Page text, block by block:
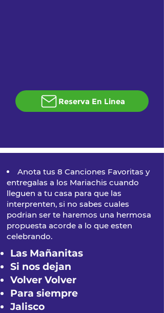
Reserva En Linea
Anota tus 8 Canciones Favoritas y
entregalas a los Mariachis cuando
lleguen a tu casa para que las
interprenten, si no sabes cuales
podrian ser te haremos una hermosa
propuesta acorde a lo que esten
celebrando.
Las Mañanitas
Si nos dejan
Volver Volver
Para siempre
Jalisco